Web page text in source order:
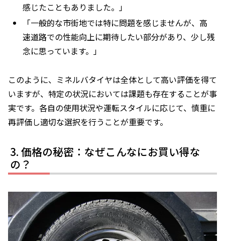
感じたこともありました。」
「一般的な市街地では特に問題を感じませんが、高
速道路での性能向上に期待したい部分があり、少し残
念に思っています。」
このように、ミネルバタイヤは全体として高い評価を得て
いますが、特定の状況においては課題も存在することが事
実です。各自の使用状況や運転スタイルに応じて、慎重に
再評価し適切な選択を行うことが重要です。
価格の秘密：なぜこんなにお買い得な
の？